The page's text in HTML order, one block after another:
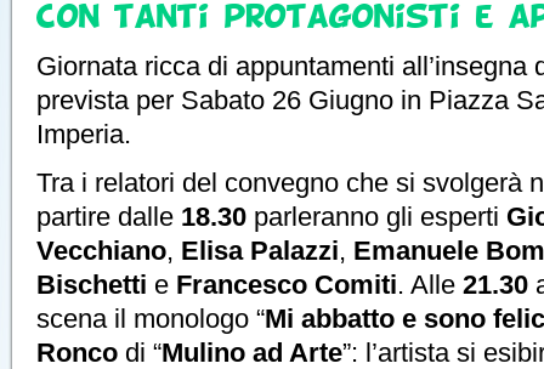
con tanti protagonisti e
Giornata ricca di appuntamenti all’insegna
prevista per Sabato 26 Giugno in Piazza
Imperia.
Tra i relatori del convegno che si svolgerà
partire dalle 18.30 parleranno gli esperti
Vecchiano, Elisa Palazzi, Emanuele
Bischetti e Francesco Comiti. Alle 21.30
scena il monologo “Mi abbatto e sono
Ronco di “Mulino ad Arte”: l’artista si